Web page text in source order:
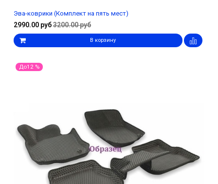
Эва-коврики (Комплект на пять мест)
2990.00 руб3200.00 руб
В корзину
До12 %